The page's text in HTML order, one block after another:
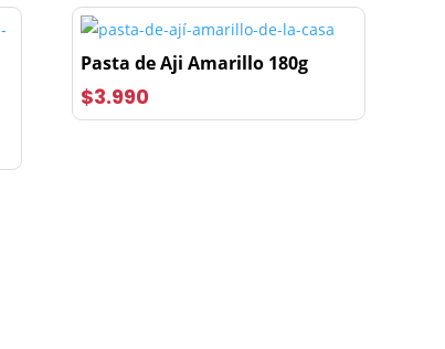
Pasta de Aji Amarillo 180g
$3.990